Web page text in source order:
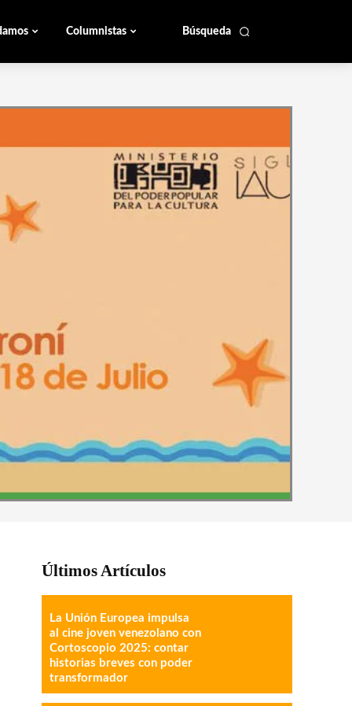
Búsqueda
Columnistas
Últimos Artículos
La Unión Europea impulsa
al cine joven venezolano con
Cortoscopio 2025: contar
historias breves con poder
transformador